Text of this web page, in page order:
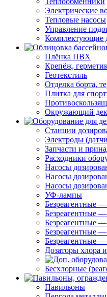
Электрические
Тепловые насосы
Управление
Комплектующие
Плёнка ПВХ
Крепёж,
Геотекстиль
Отделка борта,
Плитка для
Окружающий
Станции
Электроды
Запчасти и
Расходники
Насосы
Насосы
Насосы
УФ-лампы
Безреагентные
Безреагентные
Безреагентные —
Безреагентные
Безреагентные
Дозаторы хлора
Бесхлорные
Павильоны